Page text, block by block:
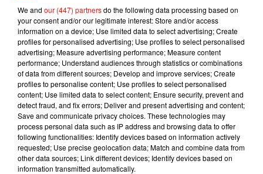
Afficher l'élément
Musique
We and our (447) partnersdo the following data processing based on
your consent and/or our legitimate interest: Store and/or access
information on a device; Use limited data to select advertising; Create
profiles for personalised advertising; Use profiles to select personalised
advertising; Measure advertising performance; Measure content
performance; Understand audiences through statistics or combinations
of data from different sources; Develop and improve services; Create
profiles to personalise content; Use profiles to select personalised
content; Use limited data to select content; Ensure security, prevent and
detect fraud, and fix errors; Deliver and present advertising and content;
Save and communicate privacy choices. These technologies may
process personal data such as IP address and browsing data to offer
following functionalities: Identify devices based on information actively
requested; Use precise geolocation data; Match and combine data from
other data sources; Link different devices; Identify devices based on
information transmitted automatically.